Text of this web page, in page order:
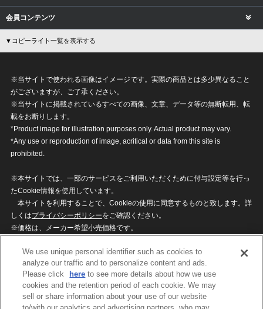
会員コンテンツ
▼コピーライト一覧を表示する
※当サイトで使われる画像はイメージです。実際の商品とは多少異なること
がございますが、ご了承ください。
※当サイトに掲載されているすべての画像、文章、データ等の無断転用、転
載をお断りします。
*Product image for illustration purposes only. Actual product may vary.
*Any use or reproduction of image, acritical or data from this site is
prohibited.
※本サイトでは、一部のサービスをご利用いただくために付与設定等を行っ
たCookie情報を使用しています。
本サイトを利用することで、Cookieの使用に同意するものと致します。詳
しくはプライバシーポリシーをご確認ください。
※価格は、メーカー希望小売価格です。
ざいますのでご了承ください。
privacypolicy
Do Not Sell or Share My
Personal Information
We use unique personal identifier such as cookies to
analyze our traffic and to personalize content and ads.
Please click
here to see more details about how we use
cookies and the retention period of each cookie. We may
sell or share information about your use of our website